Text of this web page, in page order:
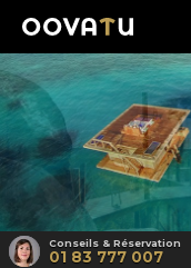
Conseils & Réservation
01 83 777 007